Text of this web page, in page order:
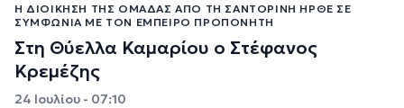
Η ΔΙΟΊΚΗΣΗ ΤΗΣ ΟΜΆΔΑΣ ΑΠΌ ΤΗ ΣΑΝΤΟΡΊΝΗ ΉΡΘΕ ΣΕ
ΣΥΜΦΩΝΊΑ ΜΕ ΤΟΝ ΈΜΠΕΙΡΟ ΠΡΟΠΟΝΗΤΉ
Στη Θύελλα Καμαρίου ο Στέφανος
Κρεμέζης
24 Ιουλίου - 07:10